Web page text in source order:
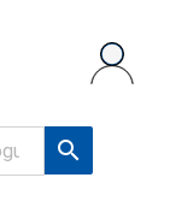
